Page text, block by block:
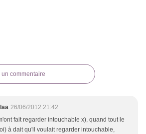
un commentaire
26/06/2012 21:42
fait regarder intouchable x), quand tout le
à dait qu'il voulait regarder intouchable,